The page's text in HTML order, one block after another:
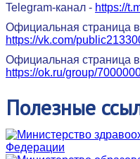
Telegram-канал - https://
Официальная страница
https://vk.com/
Официальная страница
https://ok.ru/group/
Полезные